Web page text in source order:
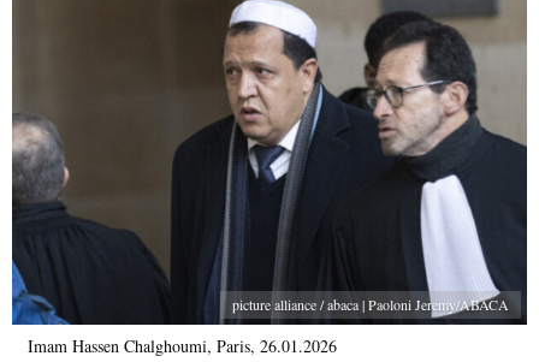
picture alliance / abaca | Paoloni Jeremy/ABACA
Imam Hassen Chalghoumi, Paris, 26.01.2026